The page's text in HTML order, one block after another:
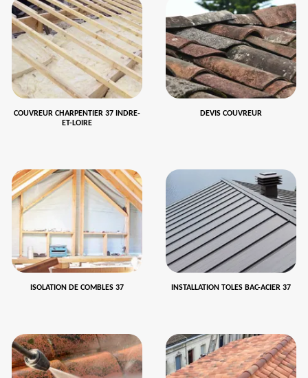
COUVREUR CHARPENTIER 37 INDRE-
ET-LOIRE
DEVIS COUVREUR
ISOLATION DE COMBLES 37 INSTALLATION TOLES BAC-ACIER 37